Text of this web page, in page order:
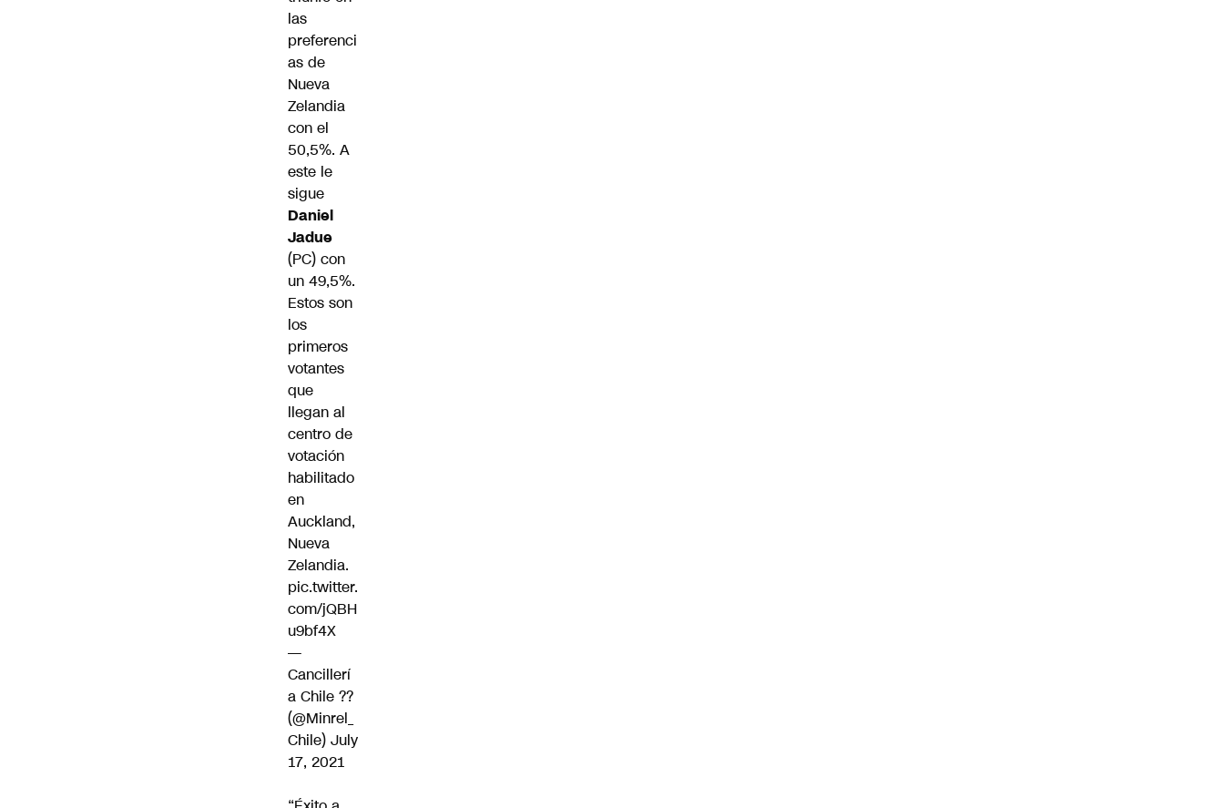
las
preferenci
as de
Nueva
Zelandia
con el
50,5%. A
este le
sigue
Daniel
Jadue
(PC) con
un 49,5%.
Estos son
los
primeros
votantes
que
llegan al
centro de
votación
habilitado
en
Auckland,
Nueva
Zelandia.
pic.twitter.
com/jQBH
u9bf4X
—
Cancillerí
a Chile ??
(@Minrel_
Chile) July
17, 2021